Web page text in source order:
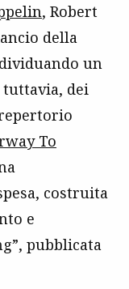
, Robert
della
un
dei
To
costruita
e
pubblicata